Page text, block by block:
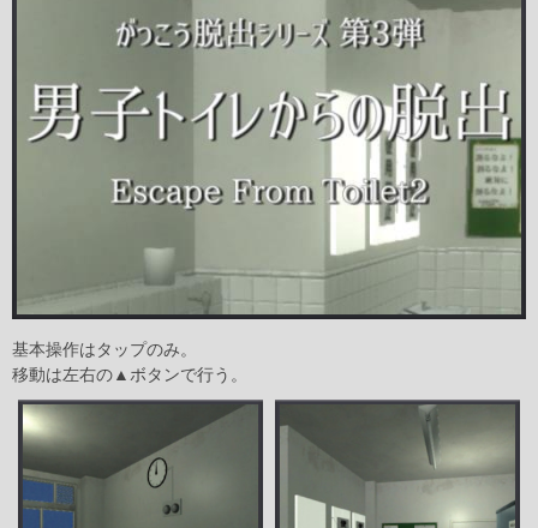
基本操作はタップのみ。
移動は左右の▲ボタンで行う。